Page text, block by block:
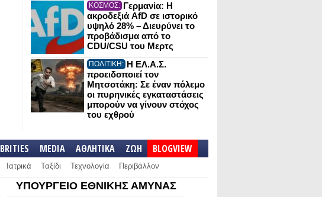
ΚΟΣΜΟΣ: Γερμανία: Η
ακροδεξιά AfD σε ιστορικό
υψηλό 28% – Διευρύνει το
προβάδισμα από το
CDU/CSU του Μερτς
ΠΟΛΙΤΙΚΗ: Η ΕΛ.Α.Σ.
προειδοποιεί τον
Μητσοτάκη: Σε έναν πόλεμο
οι πυρηνικές εγκαταστάσεις
μπορούν να γίνουν στόχος
του εχθρού
MEDIA ΑΘΛΗΤΙΚΑ ΖΩΗ BLOGVIEW
Ιατρικά Ταξίδι Τεχνολογία Περιβάλλον
ΥΠΟΥΡΓΕΙΟ ΕΘΝΙΚΗΣ ΑΜΥΝΑΣ